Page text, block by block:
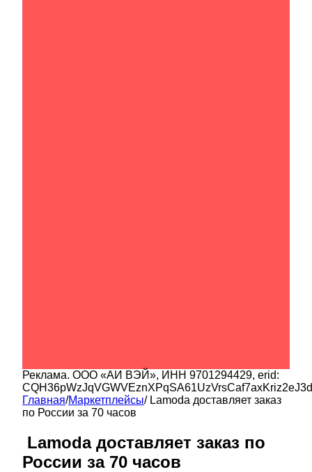
Реклама. ООО «АИ ВЭЙ», ИНН 9701294429, erid:
Главная/Маркетплейсы/️ Lamoda доставляет заказ
по России за 70 часов
️ Lamoda доставляет заказ по
России за 70 часов